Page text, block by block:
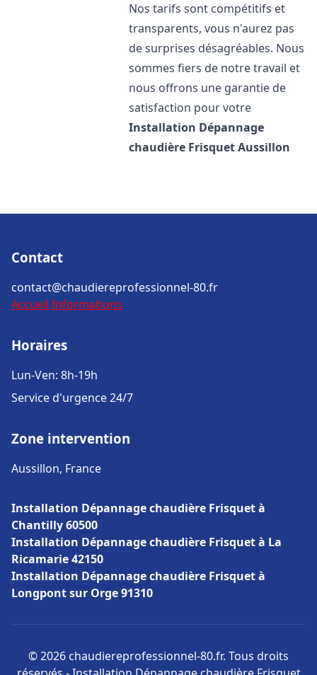
Nos tarifs sont compétitifs et
transparents, vous n'aurez pas
de surprises désagréables. Nous
sommes fiers de notre travail et
nous offrons une garantie de
satisfaction pour votre
Installation Dépannage
chaudière FrisquetAussillon
Contact
contact@chaudiereprofessionnel-80.fr
Accueil Informations
Horaires
Lun-Ven: 8h-19h
Service d'urgence 24/7
Zone intervention
Aussillon, France
Installation Dépannage chaudière Frisquet à
Chantilly 60500
Installation Dépannage chaudière Frisquet à La
Ricamarie 42150
Installation Dépannage chaudière Frisquet à
Longpont sur Orge 91310
© 2026 chaudiereprofessionnel-80.fr. Tous droits